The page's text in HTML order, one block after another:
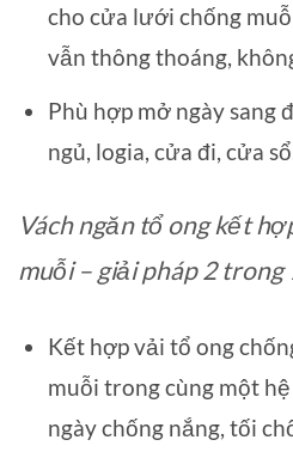
cho cửa lưới chống
vẫn thông thoáng,
Phù hợp mở ngày sang
ngủ, logia, cửa đi, cửa
Vách ngăn tổ ong kết
muỗi – giải pháp 2 trong
Kết hợp vải tổ ong
muỗi trong cùng một
ngày chống nắng, tối